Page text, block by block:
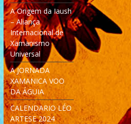
A Origem da Iaush
– Aliança
Internacional de
Xamanismo
Universal
A JORNADA
XAMANICA VOO
DA ÁGUIA
CALENDARIO LÉO
ARTESE 2024